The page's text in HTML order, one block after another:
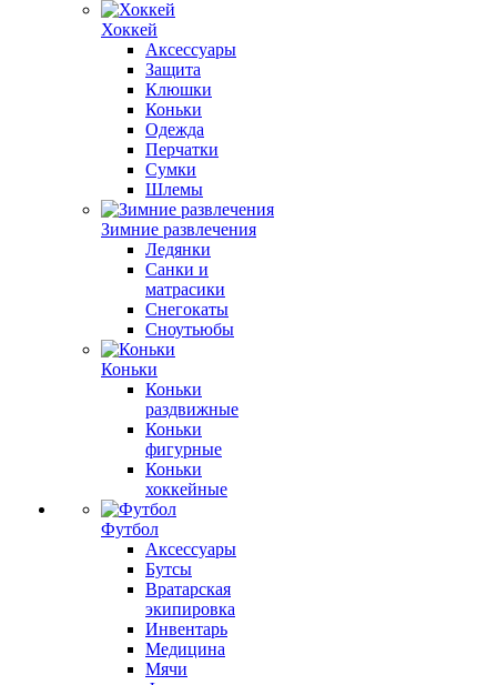
Хоккей
Аксессуары
Защита
Клюшки
Коньки
Одежда
Перчатки
Сумки
Шлемы
Зимние развлечения
Ледянки
Санки и
матрасики
Снегокаты
Сноутьюбы
Коньки
Коньки
раздвижные
Коньки
фигурные
Коньки
хоккейные
Футбол
Аксессуары
Бутсы
Вратарская
экипировка
Инвентарь
Медицина
Мячи